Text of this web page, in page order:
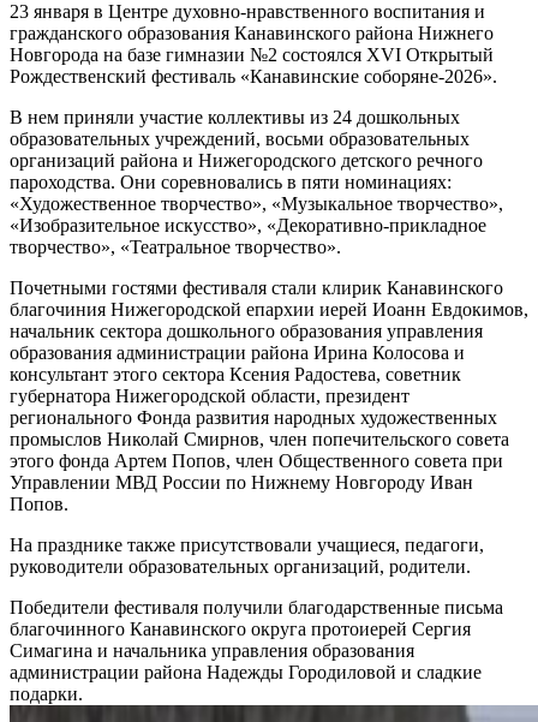
23 января в Центре духовно-нравственного воспитания и
гражданского образования Канавинского района Нижнего
Новгорода на базе гимназии №2 состоялся XVI Открытый
Рождественский фестиваль «Канавинские соборяне-2026».
В нем приняли участие коллективы из 24 дошкольных
образовательных учреждений, восьми образовательных
организаций района и Нижегородского детского речного
пароходства. Они соревновались в пяти номинациях:
«Художественное творчество», «Музыкальное творчество»,
«Изобразительное искусство», «Декоративно-прикладное
творчество», «Театральное творчество».
Почетными гостями фестиваля стали клирик Канавинского
благочиния Нижегородской епархии иерей Иоанн Евдокимов,
начальник сектора дошкольного образования управления
образования администрации района Ирина Колосова и
консультант этого сектора Ксения Радостева, советник
губернатора Нижегородской области, президент
регионального Фонда развития народных художественных
промыслов Николай Смирнов, член попечительского совета
этого фонда Артем Попов, член Общественного совета при
Управлении МВД России по Нижнему Новгороду Иван
Попов.
На празднике также присутствовали учащиеся, педагоги,
руководители образовательных организаций, родители.
Победители фестиваля получили благодарственные письма
благочинного Канавинского округа протоиерей Сергия
Симагина и начальника управления образования
администрации района Надежды Городиловой и сладкие
подарки.